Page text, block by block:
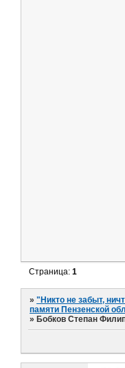
Страница:1
»"Никто не забыт,
памяти Пензенской
» Бобков Степан